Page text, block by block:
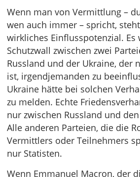
Wenn man von Vermittlung –
wen auch immer – spricht,
wirkliches Einflusspotenzial. Es
Schutzwall zwischen zwei
Russland und der Ukraine, der
ist, irgendjemanden zu
Ukraine hätte bei solchen
zu melden. Echte
nur zwischen Russland und
Alle anderen Parteien, die die
Vermittlers oder Teilnehmers
nur Statisten.
Wenn Emmanuel Macron, der